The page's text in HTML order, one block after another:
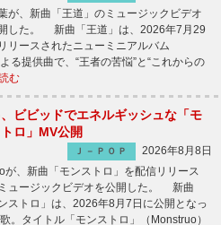
が、新曲「王道」のミュージックビデオ
した。 新曲「王道」は、2026年7月29
リースされたニューミニアルバム
る提供曲で、“王者の苦悩”と“これからの
む
ビビッドでエネルギッシュな「モ
ロ」MV公開
Ｊ－ＰＯＰ
2026年8月8日
、新曲「モンストロ」を配信リリース
ュージックビデオを公開した。 新曲
ンストロ」は、2026年8月7日に公開となっ
。タイトル「モンストロ」（Monstruo）